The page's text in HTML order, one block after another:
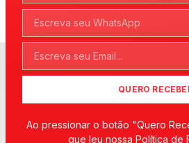
QUERO
Ao pressionar o botão "Quero
que leu nossa Política de